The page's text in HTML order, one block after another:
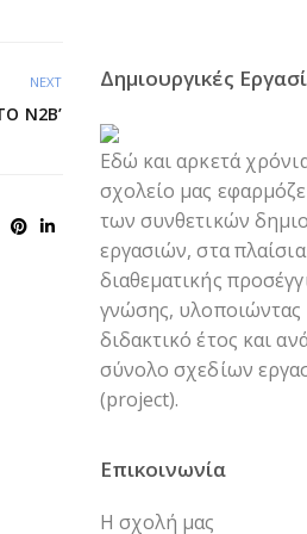
NEXT
Ν2Β’
Δημιουργικές
Εδώ και αρκετά
σχολείο μας
των συνθετικών
εργασιών, στα
διαθεματικής
γνώσης, υλοποιώντας
διδακτικό έτος και
σύνολο σχεδίων
(project).
Επικοινωνία
Η σχολή μας